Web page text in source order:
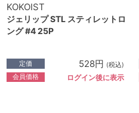
KOKOIST
ジェリップ STL スティレットロ
ング #4 25P
定価 528円 (税込)
会員価格 ログイン後に表示